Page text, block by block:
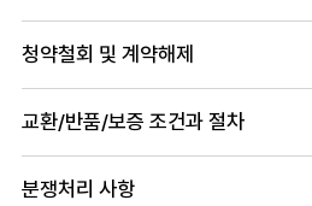
청약철회 및 계약해제
교환/반품/보증 조건과 절차
분쟁처리 사항